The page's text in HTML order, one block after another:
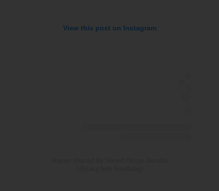
View this post on Instagram